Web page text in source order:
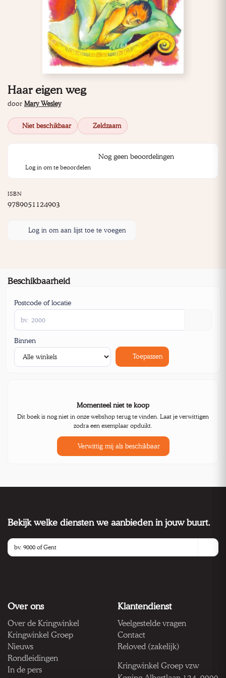
Haar eigen weg
door Mary Wesley
Niet beschikbaar Zeldzaam
Nog geen beoordelingen
Log in om te beoordelen
ISBN
9789051124903
Log in om aan lijst toe te voegen
Beschikbaarheid
Postcode of locatie
Binnen
Toepassen
Momenteel niet te koop
Dit boek is nog niet in onze webshop terug te vinden. Laat je verwittigen
zodra een exemplaar opduikt.
Verwittig mij als beschikbaar
Bekijk welke diensten we aanbieden in jouw buurt.
Over ons
Over de Kringwinkel
Kringwinkel Groep
Nieuws
Rondleidingen
In de pers
Klantendienst
Veelgestelde vragen
Contact
Reloved (zakelijk)
Kringwinkel Groep vzw